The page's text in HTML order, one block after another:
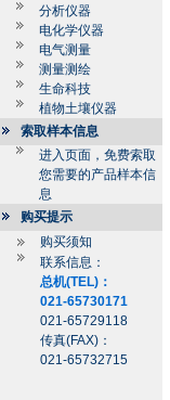
分析仪器
电化学仪器
电气测量
测量测绘
生命科技
植物土壤仪器
索取样本信息
进入页面，免费索取
您需要的产品样本信
息
购买提示
购买须知
联系信息：
总机(TEL)：
021-65730171
021-65729118
传真(FAX)：
021-65732715